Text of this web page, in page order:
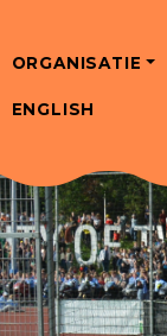
ORGANISATIE
ENGLISH